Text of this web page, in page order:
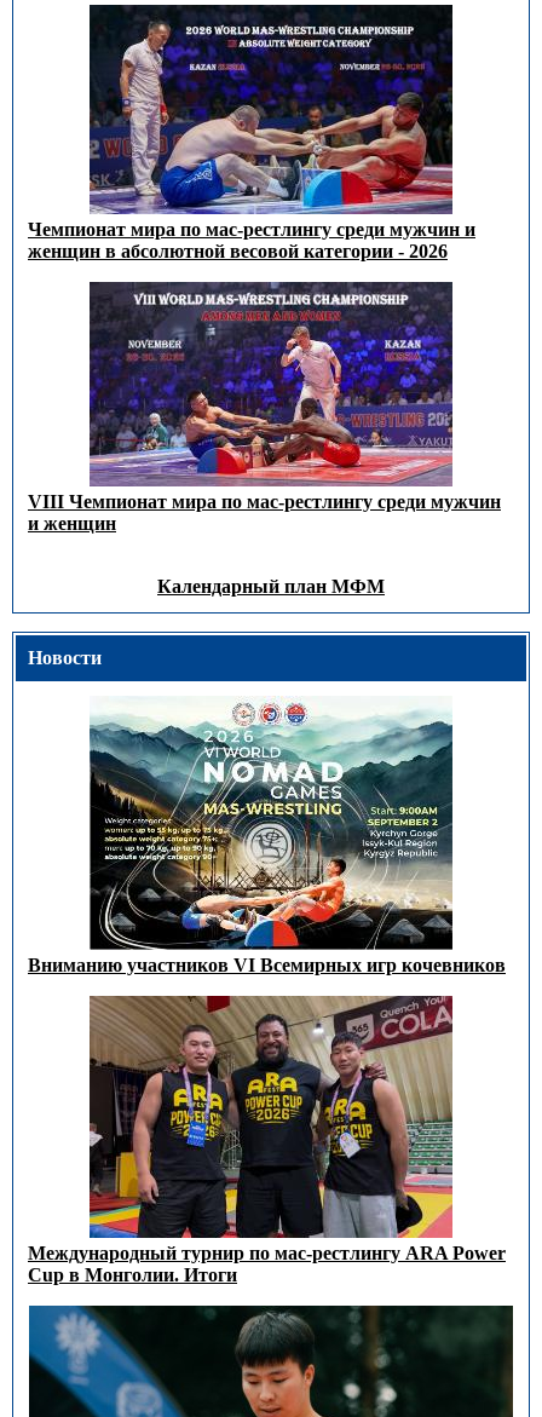
Чемпионат мира по мас-рестлингу среди мужчин и
женщин в абсолютной весовой категории - 2026
VIII Чемпионат мира по мас-рестлингу среди мужчин
и женщин
Календарный план МФМ
Новости
Вниманию участников VI Всемирных игр кочевников
Международный турнир по мас-рестлингу ARA Power
Cup в Монголии. Итоги